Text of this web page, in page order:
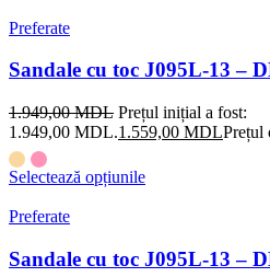
Preferate
Sandale cu toc J095L-13 –
1.949,00MDL Prețul inițial a fost:
1.949,00 MDL.1.559,00 MDLPrețul
Selectează opțiunile
Preferate
Sandale cu toc J095L-13 –